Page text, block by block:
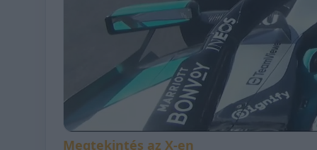
Megtekintés az X-en